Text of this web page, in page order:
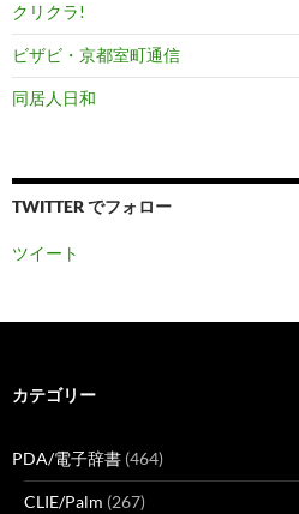
クリクラ!
ビザビ・京都室町通信
同居人日和
TWITTER でフォロー
ツイート
カテゴリー
PDA/電子辞書 (464)
CLIE/Palm (267)